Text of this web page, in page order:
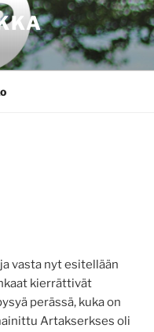
vasta nyt esitellään
kierrättivät
perässä, kuka on
Artakserkses oli